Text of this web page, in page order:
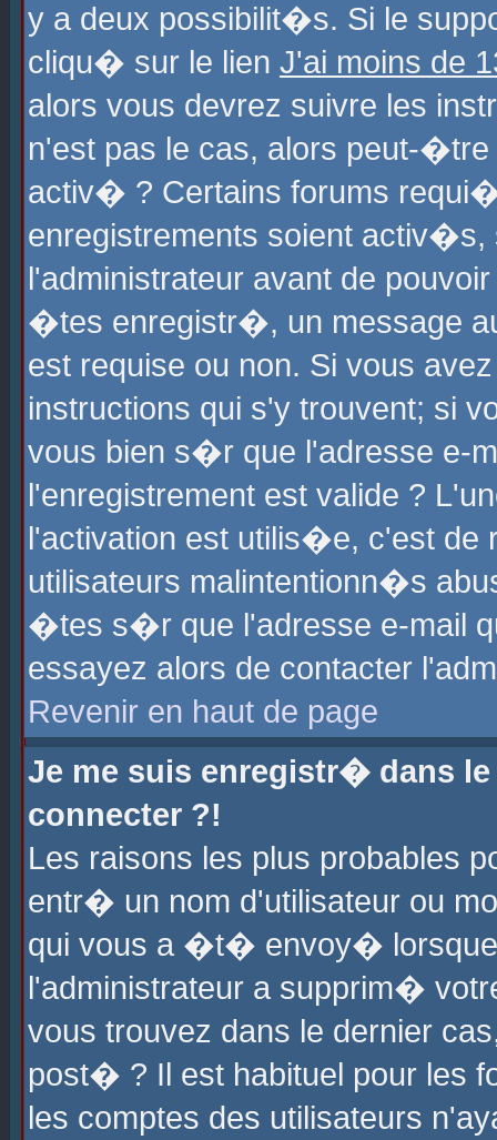
y a deux possibilit�s. Si le
cliqu� sur le lien J'ai moins de
alors vous devrez suivre les
n'est pas le cas, alors peut-
activ� ? Certains forums
enregistrements soient
l'administrateur avant de
�tes enregistr�, un message
est requise ou non. Si vous
instructions qui s'y trouvent; si
vous bien s�r que l'adresse e-
l'enregistrement est valide ?
l'activation est utilis�e, c'est
utilisateurs malintentionn�s
�tes s�r que l'adresse e-mail
essayez alors de contacter
Revenir en haut de page
Je me suis enregistr� dans
connecter ?!
Les raisons les plus probables
entr� un nom d'utilisateur ou
qui vous a �t� envoy�
l'administrateur a supprim�
vous trouvez dans le dernier
post� ? Il est habituel pour les
les comptes des utilisateurs